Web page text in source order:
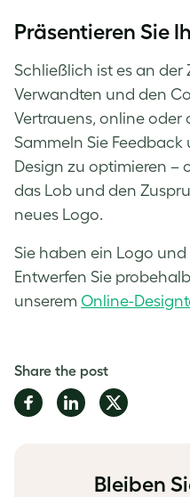
Präsentieren Sie
Schließlich ist es an der
Verwandten und den
Vertrauens, online oder
Sammeln Sie Feedback
Design zu optimieren –
das Lob und den
neues Logo.
Sie haben ein Logo
Entwerfen Sie
unserem Online-
Share the post
Share
on
Share
on
Share
on
Bleiben